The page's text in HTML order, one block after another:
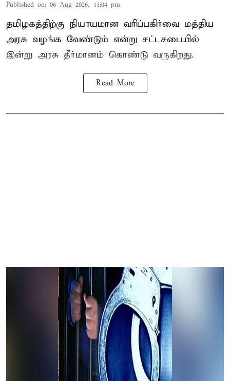
Published on: 06 Aug 2026, 11:04 pm
தமிழகத்திற்கு நியாயமான வரிப்பகிர்வை மத்திய
அரசு வழங்க வேண்டும் என்று சட்டசபையில்
இன்று அரசு தீர்மானம் கொண்டு வருகிறது.
Read More